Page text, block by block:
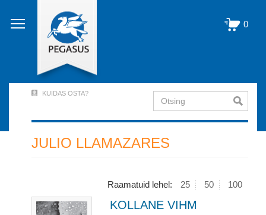
edasi
põhisisu
0
Account
Menu
KUIDAS OSTA? Otsing
JULIO LLAMAZARES
Raamatuid lehel: 25 50 100
KOLLANE VIHM